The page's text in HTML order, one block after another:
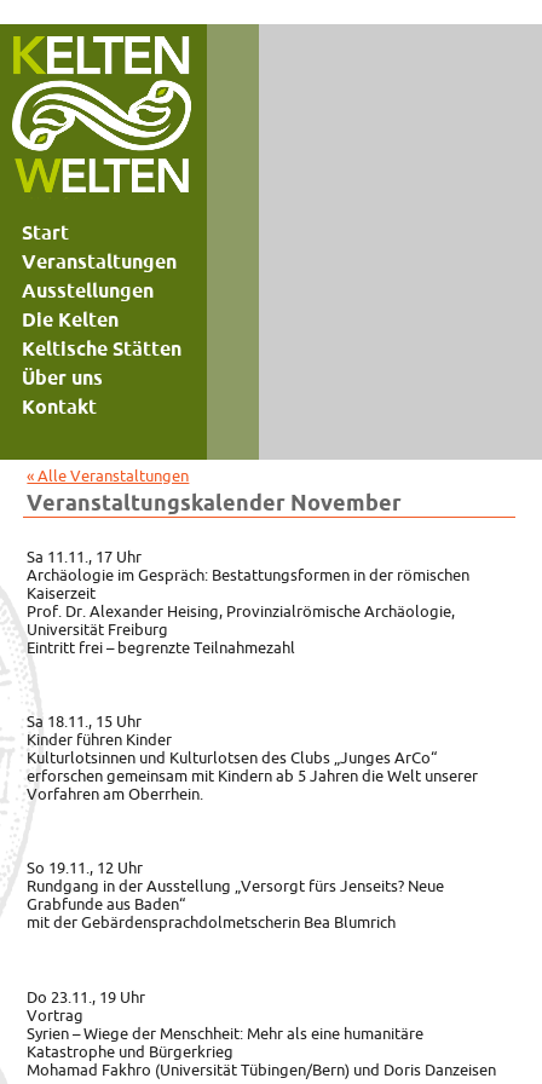
Start
Veranstaltungen
Ausstellungen
Die Kelten
Keltische Stätten
Über uns
Kontakt
« Alle Veranstaltungen
Veranstaltungskalender November
Sa 11.11., 17 Uhr
Archäologie im Gespräch: Bestattungsformen in der römischen
Kaiserzeit
Prof. Dr. Alexander Heising, Provinzialrömische Archäologie,
Universität Freiburg
Eintritt frei – begrenzte Teilnahmezahl
Sa 18.11., 15 Uhr
Kinder führen Kinder
Kulturlotsinnen und Kulturlotsen des Clubs „Junges ArCo“
erforschen gemeinsam mit Kindern ab 5 Jahren die Welt unserer
Vorfahren am Oberrhein.
So 19.11., 12 Uhr
Rundgang in der Ausstellung „Versorgt fürs Jenseits? Neue
Grabfunde aus Baden“
mit der Gebärdensprachdolmetscherin Bea Blumrich
Do 23.11., 19 Uhr
Vortrag
Syrien – Wiege der Menschheit: Mehr als eine humanitäre
Katastrophe und Bürgerkrieg
Mohamad Fakhro (Universität Tübingen/Bern) und Doris Danzeisen